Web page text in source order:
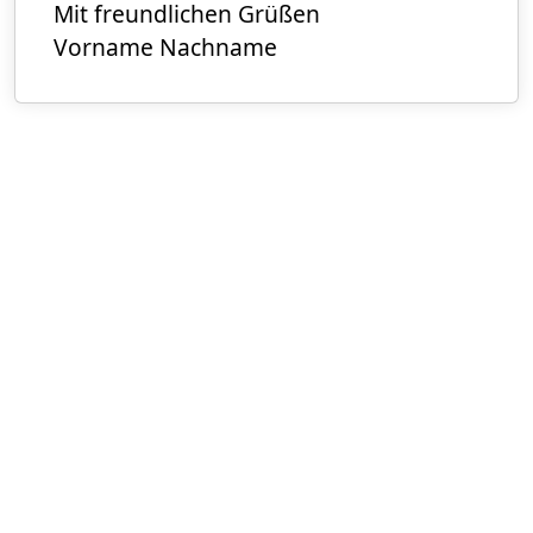
Mit freundlichen Grüßen
Vorname Nachname